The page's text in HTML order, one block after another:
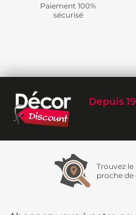
Paiement 100%
sécurisé
Depuis
Trouvez
proche de